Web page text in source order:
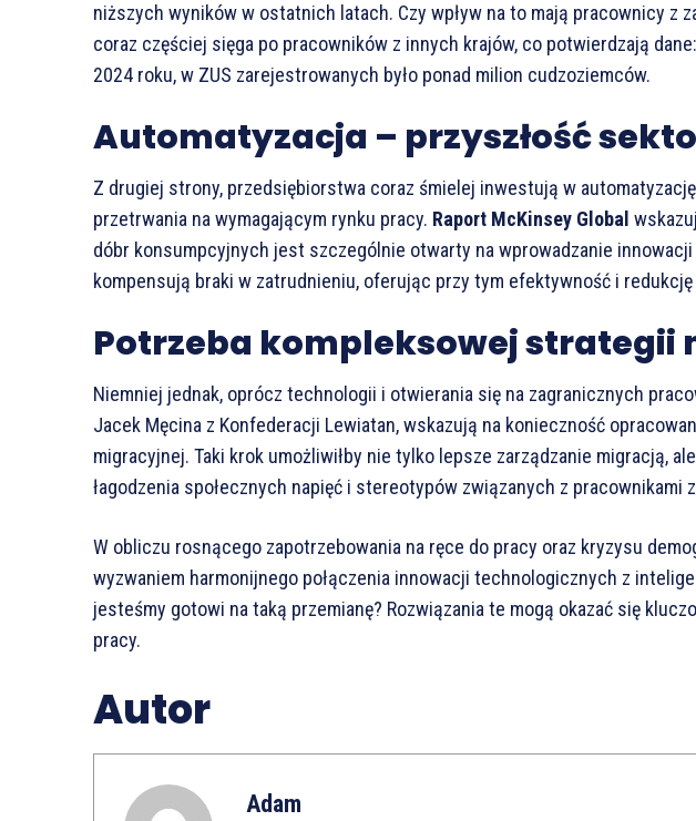
niższych wyników w ostatnich latach. Czy wpływ na to mają pracownicy z
coraz częściej sięga po pracowników z innych krajów, co potwierdzają
2024 roku, w ZUS zarejestrowanych było ponad milion cudzoziemców.
Automatyzacja – przyszłość
Z drugiej strony, przedsiębiorstwa coraz śmielej inwestują w
przetrwania na wymagającym rynku pracy. Raport McKinsey Global
dóbr konsumpcyjnych jest szczególnie otwarty na wprowadzanie
kompensują braki w zatrudnieniu, oferując przy tym efektywność i
Potrzeba kompleksowej strategii
Niemniej jednak, oprócz technologii i otwierania się na zagranicznych
Jacek Męcina z Konfederacji Lewiatan, wskazują na konieczność
migracyjnej. Taki krok umożliwiłby nie tylko lepsze zarządzanie migracją,
łagodzenia społecznych napięć i stereotypów związanych z pracownikami
W obliczu rosnącego zapotrzebowania na ręce do pracy oraz kryzysu
wyzwaniem harmonijnego połączenia innowacji technologicznych z
jesteśmy gotowi na taką przemianę? Rozwiązania te mogą okazać się
pracy.
Autor
Adam